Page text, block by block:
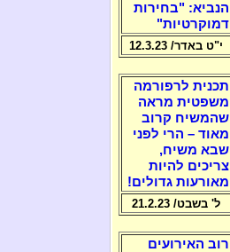
הנביא: "בחירות
דמוקרטיות"
י"ט באדר/ 12.3.23
תכנית לרפורמה
משפטית מראה
שהמשיח קרוב
מאוד – הרי לפני
שבא משיח,
צריכים להיות
מאורעות גדולים!
ל' בשבט/ 21.2.23
רוב האירועים